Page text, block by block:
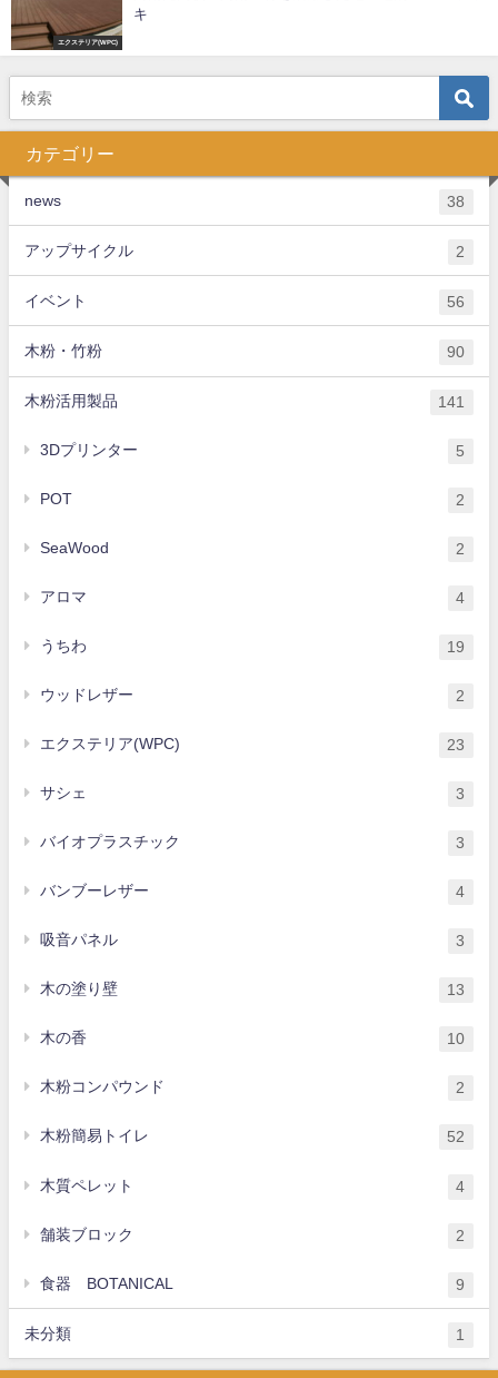
エクステリア(WPC)
キ
カテゴリー
news 38
アップサイクル 2
イベント 56
木粉・竹粉 90
木粉活用製品 141
3Dプリンター 5
POT 2
SeaWood 2
アロマ 4
うちわ 19
ウッドレザー 2
エクステリア(WPC) 23
サシェ 3
バイオプラスチック 3
バンブーレザー 4
吸音パネル 3
木の塗り壁 13
木の香 10
木粉コンパウンド 2
木粉簡易トイレ 52
木質ペレット 4
舗装ブロック 2
食器 BOTANICAL 9
未分類 1